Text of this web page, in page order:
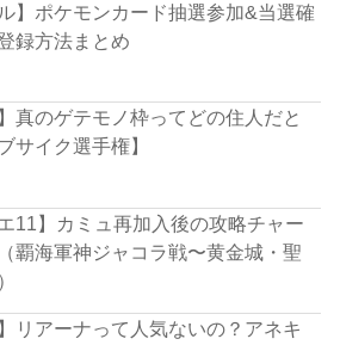
ル】ポケモンカード抽選参加&当選確
録方法まとめ
真のゲテモノ枠ってどの住人だと
サイク選手権】
エ11】カミュ再加入後の攻略チャー
覇海軍神ジャコラ戦〜黄金城・聖
】リアーナって人気ないの？アネキ